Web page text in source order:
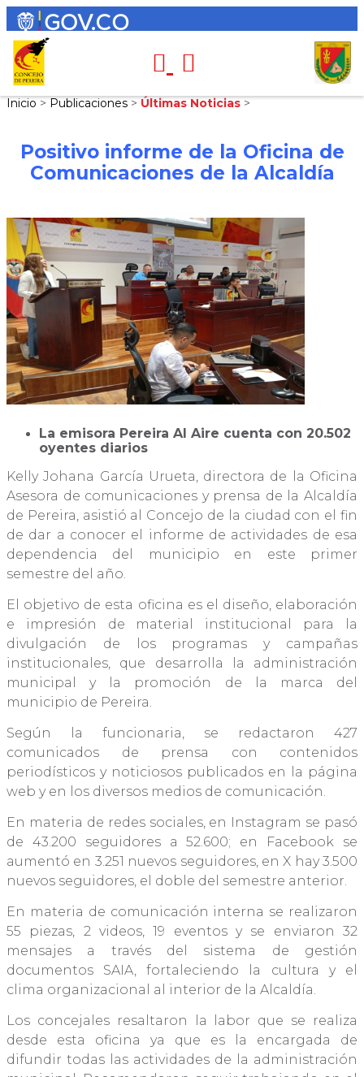
Inicio > Publicaciones > Últimas Noticias >
Positivo informe de la Oficina de
Comunicaciones de la Alcaldía
La emisora Pereira Al Aire cuenta con 20.502
oyentes diarios
Kelly Johana García Urueta, directora de la Oficina
Asesora de comunicaciones y prensa de la Alcaldía
de Pereira, asistió al Concejo de la ciudad con el fin
de dar a conocer el informe de actividades de esa
dependencia del municipio en este primer
semestre del año.
El objetivo de esta oficina es el diseño, elaboración
e impresión de material institucional para la
divulgación de los programas y campañas
institucionales, que desarrolla la administración
municipal y la promoción de la marca del
municipio de Pereira.
Según la funcionaria, se redactaron 427
comunicados de prensa con contenidos
periodísticos y noticiosos publicados en la página
web y en los diversos medios de comunicación.
En materia de redes sociales, en Instagram se pasó
de 43.200 seguidores a 52.600; en Facebook se
aumentó en 3.251 nuevos seguidores, en X hay 3.500
nuevos seguidores, el doble del semestre anterior.
En materia de comunicación interna se realizaron
55 piezas, 2 videos, 19 eventos y se enviaron 32
mensajes a través del sistema de gestión
documentos SAIA, fortaleciendo la cultura y el
clima organizacional al interior de la Alcaldía.
Los concejales resaltaron la labor que se realiza
desde esta oficina ya que es la encargada de
difundir todas las actividades de la administración